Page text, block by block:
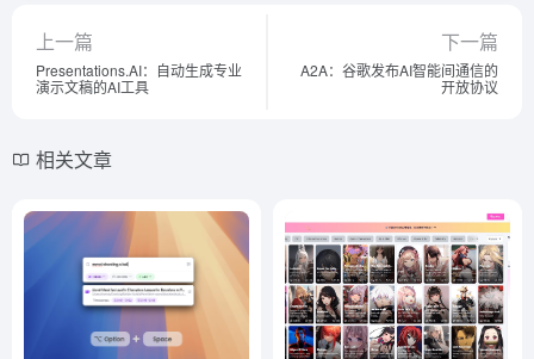
上一篇
Presentations.AI：自动生成专业
演示文稿的AI工具
下一篇
A2A：谷歌发布AI智能间通信的
开放协议
相关文章